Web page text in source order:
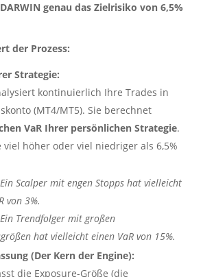
genau das Zielrisiko von 6,5%
der Prozess:
Strategie:
kontinuierlich Ihre Trades in
(MT4/MT5). Sie berechnet
VaR Ihrer persönlichen Strategie.
viel höher oder viel niedriger als 6,5%
Scalper mit engen Stopps hat vielleicht
von 3%.
Trendfolger mit großen
hat vielleicht einen VaR von 15%.
(Der Kern der Engine):
die Exposure-Größe (die